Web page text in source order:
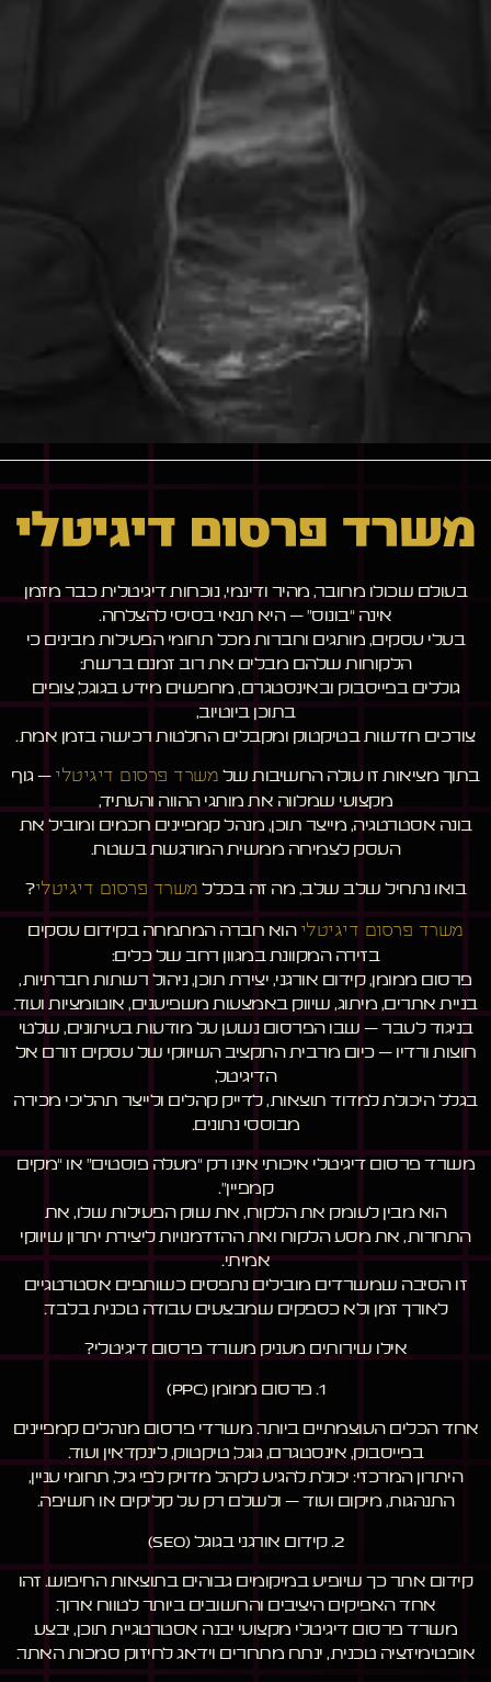
משרד פרסום דיגיטלי
בעולם שכולו מחובר, מהיר ודינמי, נוכחות דיגיטלית כבר מזמן
אינה “בונוס” – היא תנאי בסיסי להצלחה.
בעלי עסקים, מותגים וחברות מכל תחומי הפעילות מבינים כי
הלקוחות שלהם מבלים את רוב זמנם ברשת:
גוללים בפייסבוק ובאינסטגרם, מחפשים מידע בגוגל, צופים
בתוכן ביוטיוב,
צורכים חדשות בטיקטוק ומקבלים החלטות רכישה בזמן אמת.
בתוך מציאות זו עולה החשיבות של משרד פרסום דיגיטלי – גוף
מקצועי שמלווה את מותגי ההווה והעתיד,
בונה אסטרטגיה, מייצר תוכן, מנהל קמפיינים חכמים ומוביל את
העסק לצמיחה ממשית המורגשת בשטח.
בואו נתחיל שלב שלב, מה זה בכלל משרד פרסום דיגיטלי?
משרד פרסום דיגיטלי הוא חברה המתמחה בקידום עסקים
בזירה המקוונת במגוון רחב של כלים:
פרסום ממומן, קידום אורגני, יצירת תוכן, ניהול רשתות חברתיות,
בניית אתרים, מיתוג, שיווק באמצעות משפיענים, אוטומציות ועוד.
בניגוד לעבר – שבו הפרסום נשען על מודעות בעיתונים, שלטי
חוצות ורדיו – כיום מרבית התקציב השיווקי של עסקים זורם אל
הדיגיטל,
בגלל היכולת למדוד תוצאות, לדייק קהלים ולייצר תהליכי מכירה
מבוססי נתונים.
משרד פרסום דיגיטלי איכותי אינו רק “מעלה פוסטים” או “מקים
קמפיין”.
הוא מבין לעומק את הלקוח, את שוק הפעילות שלו, את
התחרות, את מסע הלקוח ואת ההזדמנויות ליצירת יתרון שיווקי
אמיתי.
זו הסיבה שמשרדים מובילים נתפסים כשותפים אסטרטגיים
לאורך זמן ולא כספקים שמבצעים עבודה טכנית בלבד.
אילו שירותים מעניק משרד פרסום דיגיטלי?
1. פרסום ממומן (PPC)
אחד הכלים העוצמתיים ביותר. משרדי פרסום מנהלים קמפיינים
בפייסבוק, אינסטגרם, גוגל, טיקטוק, לינקדאין ועוד.
היתרון המרכזי: יכולת להגיע לקהל מדויק לפי גיל, תחומי עניין,
התנהגות, מיקום ועוד – ולשלם רק על קליקים או חשיפה.
2. קידום אורגני בגוגל (SEO)
קידום אתר כך שיופיע במיקומים גבוהים בתוצאות החיפוש. זהו
אחד האפיקים היציבים והחשובים ביותר לטווח ארוך.
משרד פרסום דיגיטלי מקצועי יבנה אסטרטגיית תוכן, יבצע
אופטימיזציה טכנית, ינתח מתחרים וידאג לחיזוק סמכות האתר.